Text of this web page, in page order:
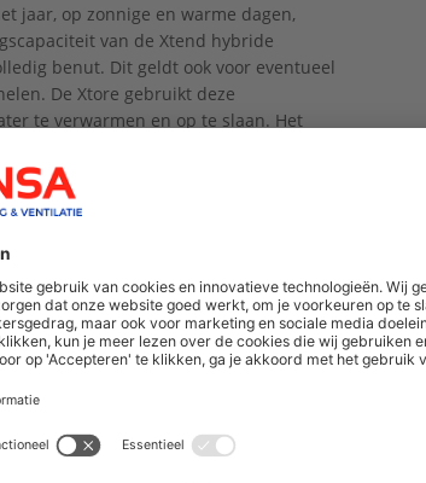
jaar, op zonnige en warme dagen,
van de Xtend hybride
benut. Dit geldt ook voor eventueel
De Xtore gebruikt deze
te verwarmen en op te slaan. Het
Dit warme CV-water, afkomstig van
het koude tapwater voordat het de
significante besparingen op
én kosten..
en 80 liter variant. Bovendien is de
door de complete levering en